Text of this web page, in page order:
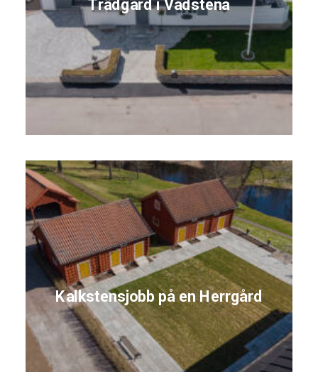
Trädgård i Vadstena
Kalkstensjobb på en Herrgård